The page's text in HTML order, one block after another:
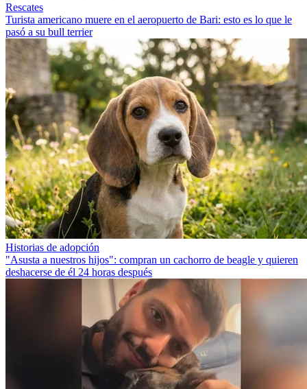
Rescates
Turista americano muere en el aeropuerto de Bari: esto es lo que le
pasó a su bull terrier
Historias de adopción
"Asusta a nuestros hijos": compran un cachorro de beagle y quieren
deshacerse de él 24 horas después